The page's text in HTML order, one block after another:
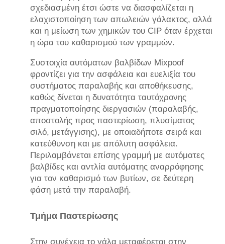
σχεδιασμένη έτσι ώστε να διασφαλίζεται η
ελαχιστοποίηση των απωλειών γάλακτος, αλλά
και η μείωση των χημικών του CIP όταν έρχεται
η ώρα του καθαρισμού των γραμμών.
Συστοιχία αυτόματων βαλβίδων Mixpoof
φροντίζει για την ασφάλεια και ευελιξία του
συστήματος παραλαβής και αποθήκευσης,
καθώς δίνεται η δυνατότητα ταυτόχρονης
πραγματοποίησης διεργασιών (παραλαβής,
αποστολής προς παστερίωση, πλυσίματος
σιλό, μετάγγισης), με οποιαδήποτε σειρά και
κατεύθυνση και με απόλυτη ασφάλεια.
Περιλαμβάνεται επίσης γραμμή με αυτόματες
βαλβίδες και αντλία αυτόματης αναρρόφησης
για τον καθαρισμό των βυτίων, σε δεύτερη
φάση μετά την παραλαβή.
Τμήμα Παστερίωσης
Στην συνέχεια το γάλα μεταφέρεται στην